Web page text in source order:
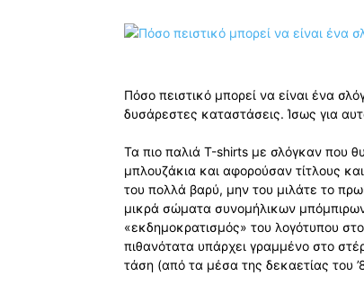
Πόσο πειστικό μπορεί να είναι ένα
δυσάρεστες καταστάσεις. Ίσως για
Τα πιο παλιά Τ-shirts με σλόγκαν που
μπλουζάκια και αφορούσαν τίτλους
του πολλά βαρύ, μην του μιλάτε το
μικρά σώματα συνομήλικων
«εκδημοκρατισμός» του λογότυπου
πιθανότατα υπάρχει γραμμένο στο
τάση (από τα μέσα της δεκαετίας του